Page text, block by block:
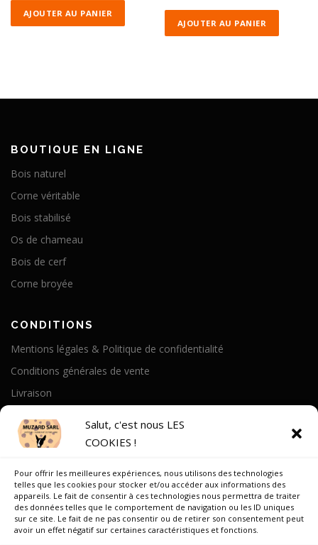
Salut, c'est nous LES
COOKIES !
Pour offrir les meilleures expériences, nous utilisons des technologies
telles que les cookies pour stocker et/ou accéder aux informations des
appareils. Le fait de consentir à ces technologies nous permettra de traiter
des données telles que le comportement de navigation ou les ID uniques
sur ce site. Le fait de ne pas consentir ou de retirer son consentement peut
avoir un effet négatif sur certaines caractéristiques et fonctions.
AJOUTER AU PANIER
AJOUTER AU PANIER
BOUTIQUE EN LIGNE
Bois naturel
Corne véritable
Bois stabilisé
Os de chameau
Bois de cerf
Corne broyée
CONDITIONS
Mentions légales & Politique de confidentialité
Conditions générales de vente
Livraison
Notre Histoire
On parle de nous
Recrutement